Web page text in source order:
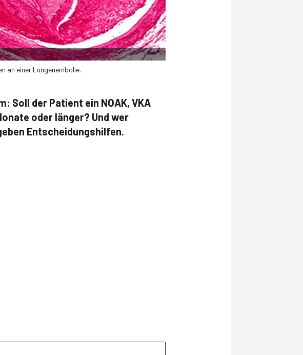
an einer Lungenembolie.
Soll der Patient ein NOAK, VKA
oder länger? Und wer
Entscheidungshilfen.